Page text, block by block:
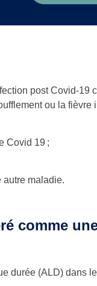
post Covid-19
ou la fièvre
Covid 19 ;
autre maladie.
comme
durée (ALD) dans